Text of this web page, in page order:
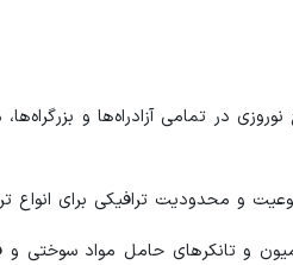
در تمامی آزادراه‌ها و
کامیون و تانکرهای حامل مواد